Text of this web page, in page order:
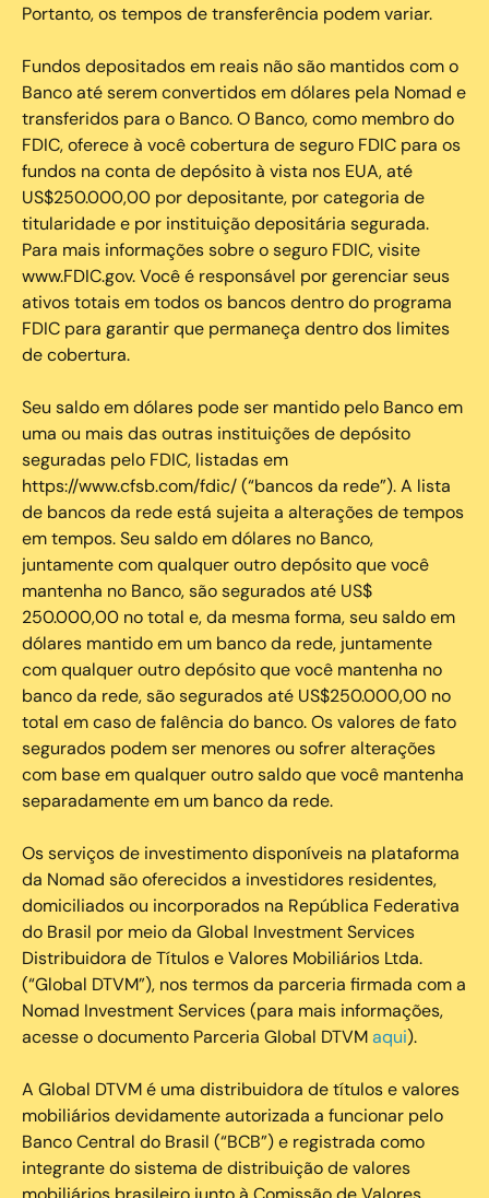
Portanto, os tempos de transferência podem variar.
Fundos depositados em reais não são mantidos com o
Banco até serem convertidos em dólares pela Nomad e
transferidos para o Banco. O Banco, como membro do
FDIC, oferece à você cobertura de seguro FDIC para os
fundos na conta de depósito à vista nos EUA, até
US$250.000,00 por depositante, por categoria de
titularidade e por instituição depositária segurada.
Para mais informações sobre o seguro FDIC, visite
www.FDIC.gov. Você é responsável por gerenciar seus
ativos totais em todos os bancos dentro do programa
FDIC para garantir que permaneça dentro dos limites
de cobertura.
Seu saldo em dólares pode ser mantido pelo Banco em
uma ou mais das outras instituições de depósito
seguradas pelo FDIC, listadas em
https://www.cfsb.com/fdic/ (“bancos da rede”). A lista
de bancos da rede está sujeita a alterações de tempos
em tempos. Seu saldo em dólares no Banco,
juntamente com qualquer outro depósito que você
mantenha no Banco, são segurados até US$
250.000,00 no total e, da mesma forma, seu saldo em
dólares mantido em um banco da rede, juntamente
com qualquer outro depósito que você mantenha no
banco da rede, são segurados até US$250.000,00 no
total em caso de falência do banco. Os valores de fato
segurados podem ser menores ou sofrer alterações
com base em qualquer outro saldo que você mantenha
separadamente em um banco da rede.
Os serviços de investimento disponíveis na plataforma
da Nomad são oferecidos a investidores residentes,
domiciliados ou incorporados na República Federativa
do Brasil por meio da Global Investment Services
Distribuidora de Títulos e Valores Mobiliários Ltda.
(“Global DTVM”), nos termos da parceria firmada com a
Nomad Investment Services (para mais informações,
acesse o documento Parceria Global DTVMaqui).
A Global DTVM é uma distribuidora de títulos e valores
mobiliários devidamente autorizada a funcionar pelo
Banco Central do Brasil (“BCB”) e registrada como
integrante do sistema de distribuição de valores